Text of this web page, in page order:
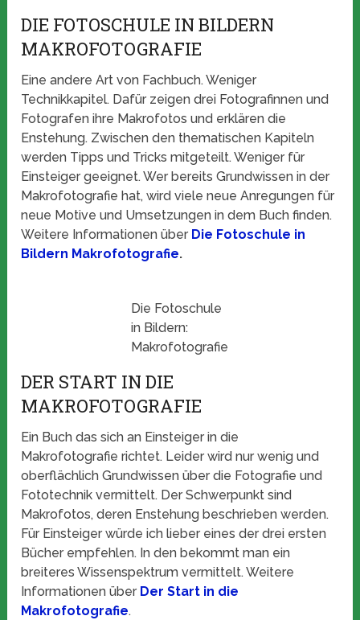
DIE FOTOSCHULE IN BILDERN
MAKROFOTOGRAFIE
Eine andere Art von Fachbuch. Weniger
Technikkapitel. Dafür zeigen drei Fotografinnen und
Fotografen ihre Makrofotos und erklären die
Enstehung. Zwischen den thematischen Kapiteln
werden Tipps und Tricks mitgeteilt. Weniger für
Einsteiger geeignet. Wer bereits Grundwissen in der
Makrofotografie hat, wird viele neue Anregungen für
neue Motive und Umsetzungen in dem Buch finden.
Weitere Informationen über Die Fotoschule in
Bildern Makrofotografie.
Die Fotoschule
in Bildern:
Makrofotografie
DER START IN DIE
MAKROFOTOGRAFIE
Ein Buch das sich an Einsteiger in die
Makrofotografie richtet. Leider wird nur wenig und
oberflächlich Grundwissen über die Fotografie und
Fototechnik vermittelt. Der Schwerpunkt sind
Makrofotos, deren Enstehung beschrieben werden.
Für Einsteiger würde ich lieber eines der drei ersten
Bücher empfehlen. In den bekommt man ein
breiteres Wissenspektrum vermittelt. Weitere
Informationen über Der Start in die
Makrofotografie.